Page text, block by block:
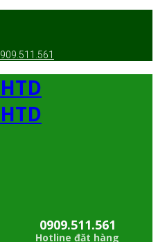
0909.511.561
Hotline đặt hàng